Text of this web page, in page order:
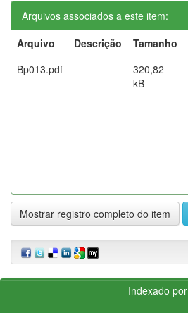
Arquivos associados a este item:
Arquivo
Descrição Tamanho
Bp013.pdf
320,82
kB
Mostrar registro completo do item
Indexado por